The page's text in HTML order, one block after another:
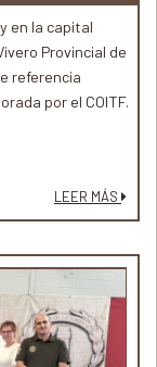
en la capital
Provincial de
referencia
por el COITF.
LEER MÁS